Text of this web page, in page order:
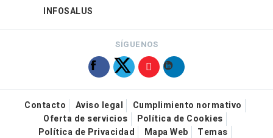
INFOSALUS
SÍGUENOS
Contacto Aviso legal
Cumplimiento normativo
Oferta de servicios
Política de Cookies
Política de Privacidad
Mapa Web Temas